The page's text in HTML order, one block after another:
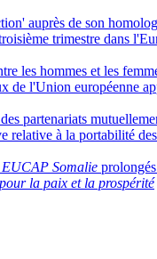
auprès de son
trimestre dans
les hommes et les
de l'Union européenne
partenariats
relative à la portabilité
EUCAP Somalie
la paix et la prospérité